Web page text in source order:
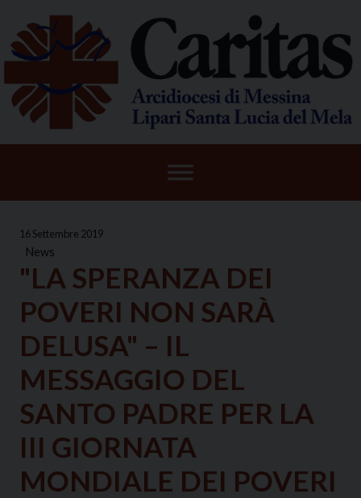
content
16 Settembre 2019
News
"LA SPERANZA DEI
POVERI NON SARÀ
DELUSA" – IL
MESSAGGIO DEL
SANTO PADRE PER LA
III GIORNATA
MONDIALE DEI POVERI